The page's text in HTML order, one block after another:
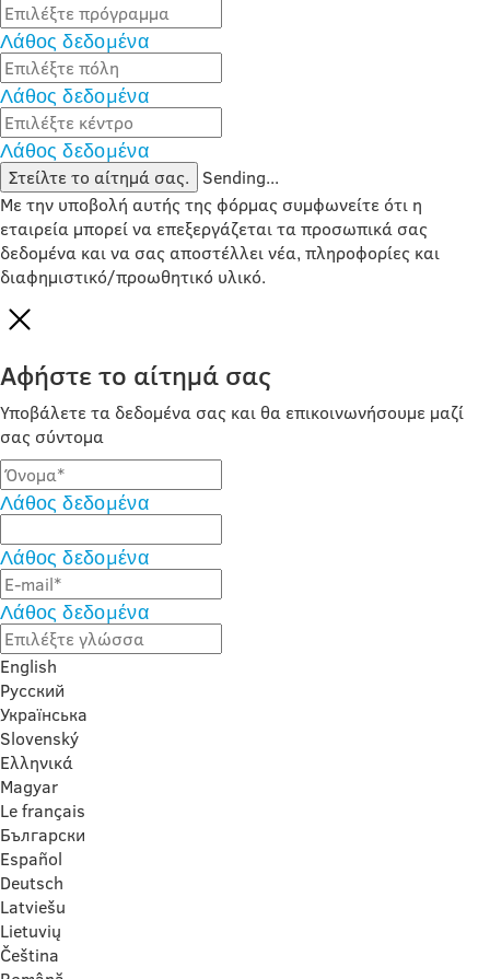
Λάθος δεδομένα
Λάθος δεδομένα
Λάθος δεδομένα
Στείλτε το αίτημά σας.
Sending...
Με την υποβολή αυτής της φόρμας συμφωνείτε ότι η
εταιρεία μπορεί να επεξεργάζεται τα προσωπικά σας
δεδομένα και να σας αποστέλλει νέα, πληροφορίες και
διαφημιστικό/προωθητικό υλικό.
Αφήστε το αίτημά σας
Υποβάλετε τα δεδομένα σας και θα επικοινωνήσουμε μαζί
σας σύντομα
Λάθος δεδομένα
Λάθος δεδομένα
Λάθος δεδομένα
English
Русский
Українська
Slovenský
Ελληνικά
Magyar
Le français
Български
Español
Deutsch
Latviešu
Lietuvių
Čeština